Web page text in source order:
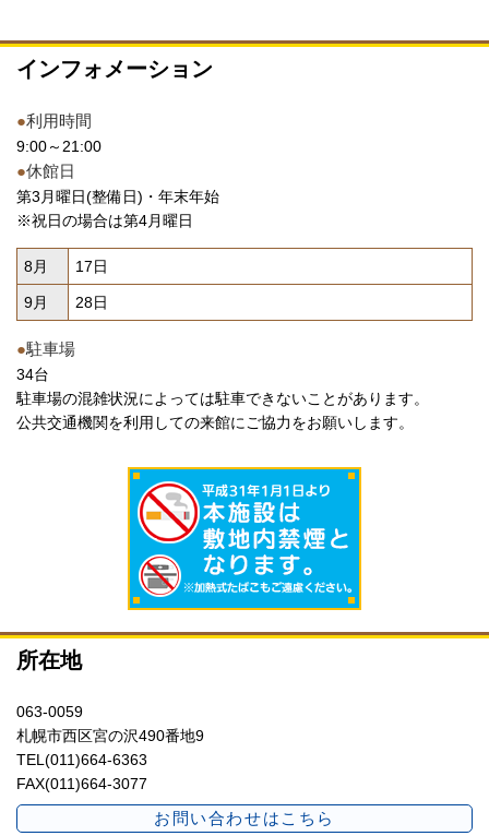
インフォメーション
●利用時間
9:00～21:00
●休館日
第3月曜日(整備日)・年末年始
※祝日の場合は第4月曜日
8月 17日
9月 28日
●駐車場
34台
駐車場の混雑状況によっては駐車できないことがあります。
公共交通機関を利用しての来館にご協力をお願いします。
所在地
063-0059
札幌市西区宮の沢490番地9
TEL(011)664-6363
FAX(011)664-3077
お問い合わせはこちら